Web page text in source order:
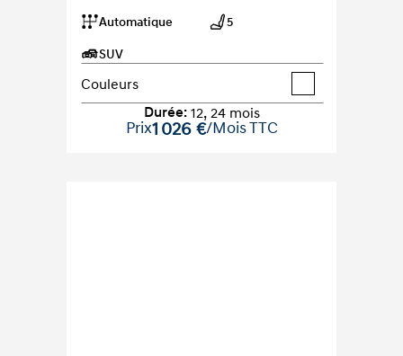
Automatique 5
SUV
Couleurs
Durée: 12, 24 mois
Prix1 026 €/Mois TTC